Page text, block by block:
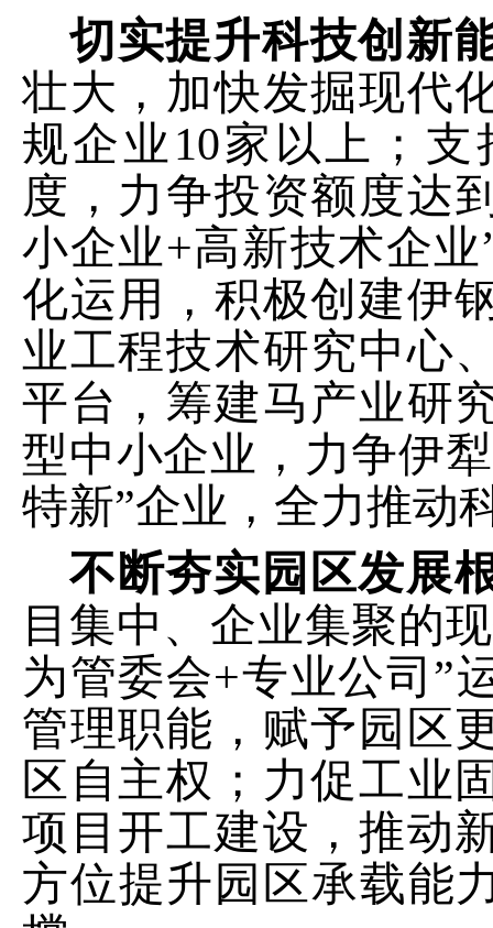
切实提升科技创新
壮大， 加快发掘现代
规企业 10家以上； 支
度 ，力争投资额度达
小企业+高新技术企
化运用，积极创建伊
业工程技术研究中心
平台，筹建马产业研
型中小企业， 力争伊
特新”企业 ，全力推动
不断夯实园区发展
目集中、企业集聚的
为管委会+专业公司”
管理职能，赋予园区
区自主权；力促工业
项目开工建设，推动
方位提升园区承载能